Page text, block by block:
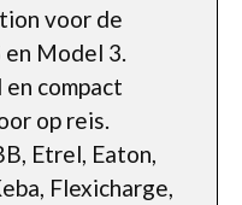
voor de
Model 3.
compact
op reis.
Etrel, Eaton,
Flexicharge,